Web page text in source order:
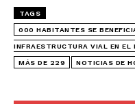
TAGS
000 HABITANTES SE
INFRAESTRUCTURA VIAL EN EL
MÁS DE 229 NOTICIAS DE